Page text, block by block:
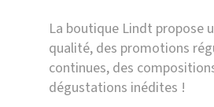
La boutique Lindt propose
qualité, des promotions
continues, des
dégustations inédites !